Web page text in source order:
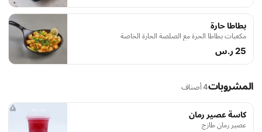
بطاطا حارة
مكعبات بطاطا الحرة مع الصلصة الحارة الخاصة
25 ر.س
المشروبات4 أصناف
كاسة عصير رمان
عصير رمان طازج